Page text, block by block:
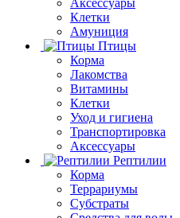
Клетки
Амуниция
Птицы
Корма
Лакомства
Витамины
Клетки
Уход и гигиена
Транспортировка
Аксессуары
Рептилии
Корма
Террариумы
Субстраты